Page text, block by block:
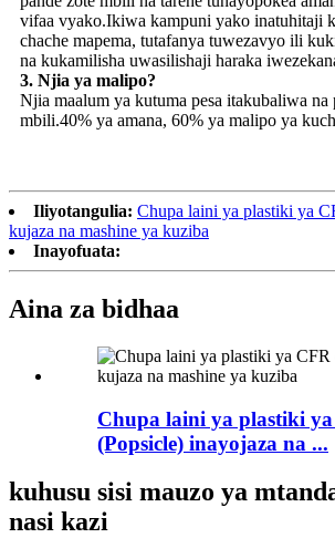
vifaa vyako.Ikiwa kampuni yako inatuhitaji
chache mapema, tutafanya tuwezavyo ili
na kukamilisha uwasilishaji haraka
3. Njia ya malipo?
Njia maalum ya kutuma pesa itakubaliwa na
mbili.40% ya amana, 60% ya malipo ya
Iliyotangulia: Chupa laini ya plastiki ya
kujaza na mashine ya kuziba
Inayofuata:
Aina za bidhaa
Chupa laini ya plastiki
(Popsicle) inayojaza na ...
kuhusu sisi mauzo ya
nasi kazi